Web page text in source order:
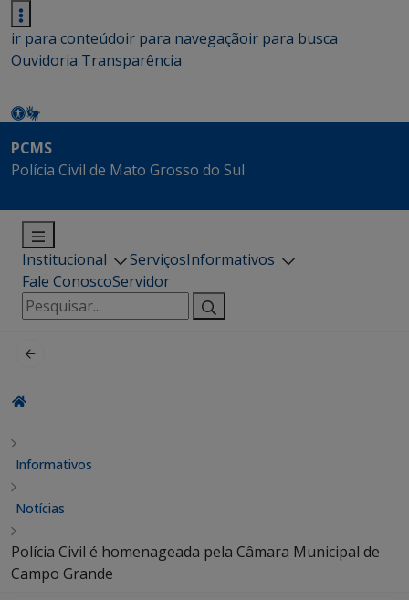
ir para conteúdoir para navegaçãoir para busca
Ouvidoria Transparência
PCMS
Polícia Civil de Mato Grosso do Sul
Institucional ServiçosInformativos
Fale ConoscoServidor
Pesquisar
por:
Informativos
Notícias
Polícia Civil é homenageada pela Câmara Municipal de
Campo Grande